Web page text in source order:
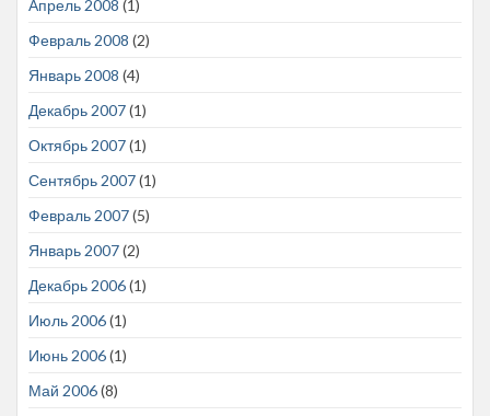
Апрель 2008 (1)
Февраль 2008 (2)
Январь 2008 (4)
Декабрь 2007(1)
Октябрь 2007(1)
Сентябрь 2007(1)
Февраль 2007(5)
Январь 2007(2)
Декабрь 2006(1)
Июль 2006(1)
Июнь 2006(1)
Май 2006(8)